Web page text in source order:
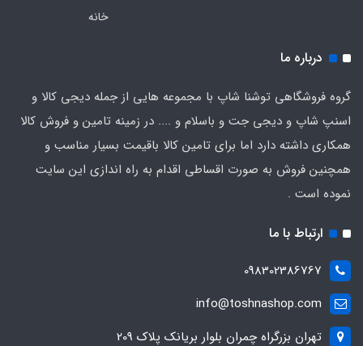
خانه
درباره ما
گروه فروشگاهی توشنا شاپ با مجموعه هایی از جمله دیجی کالا و
اسنپ شاپ و دیجی جت و باسلام و .... در زمینه تامین و فروش کالا
همکاری داشته دارد اما برای تامین کالا باقیمت بسیار مناسب و
همچنین فروش به صورت اقساطی اقدام به راه اندازی این سایت
نموده است .
ارتباط با ما
098302386767
info@toshnashop.com
تهران بزرگراه چمران بلوار بریانک پلاک 209